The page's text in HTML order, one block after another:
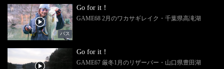
バス
Go for it！
GAME68 2月のワカサギレイク・千葉県高滝湖
Go for it！
GAME67 厳冬1月のリザーバー・山口県豊田湖